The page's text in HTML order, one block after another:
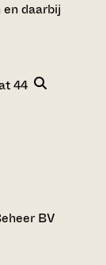
daarbij
44
BV